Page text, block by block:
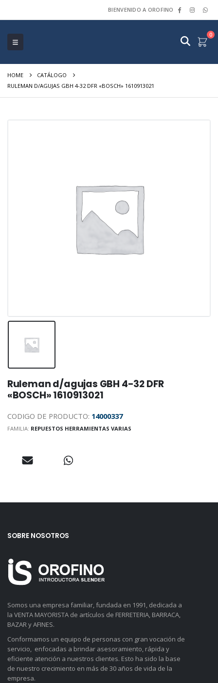
BIENVENIDO A OROFINO
0
HOME
CATÁLOGO
RULEMAN D/AGUJAS GBH 4-32 DFR «BOSCH» 1610913021
Ruleman d/agujas GBH 4-32 DFR
«BOSCH» 1610913021
CODIGO DE PRODUCTO: 14000337
FAMILIA: REPUESTOS HERRAMIENTAS VARIAS
SOBRE NOSOTROS
Somos una empresa familiar, fundada en 1991, dedicada a
la VENTA MAYORISTA de artículos de FERRETERIA, BARRACA,
BAZAR y AFINES.
Conformamos un equipo de personas con gran vocación de
servicio, enfocadas a brindar asesoramiento, rápida y
eficiente atención a nuestros clientes. Esto ha sido la base
de nuestro crecimiento en más de 30 años de vida de la
empresa.